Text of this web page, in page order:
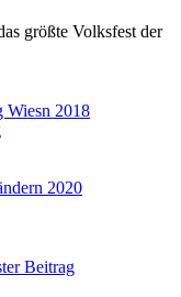
größte Volksfest der
Wiesn 2018
2020
Beitrag